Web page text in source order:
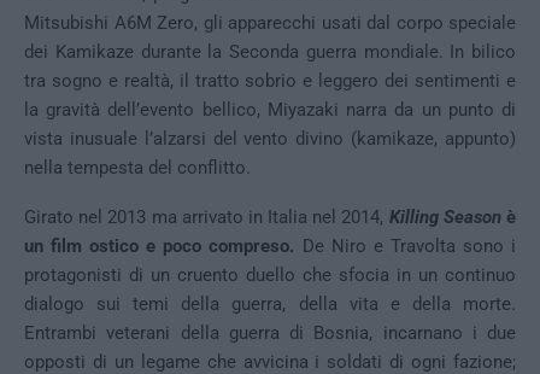
Mitsubishi A6M Zero, gli apparecchi usati dal corpo speciale
dei Kamikaze durante la Seconda guerra mondiale. In bilico
tra sogno e realtà, il tratto sobrio e leggero dei sentimenti e
la gravità dell’evento bellico, Miyazaki narra da un punto di
vista inusuale l’alzarsi del vento divino (kamikaze, appunto)
nella tempesta del conflitto.
Girato nel 2013 ma arrivato in Italia nel 2014, Killing Seasonè
un film ostico e poco compreso. De Niro e Travolta sono i
protagonisti di un cruento duello che sfocia in un continuo
dialogo sui temi della guerra, della vita e della morte.
Entrambi veterani della guerra di Bosnia, incarnano i due
opposti di un legame che avvicina i soldati di ogni fazione;